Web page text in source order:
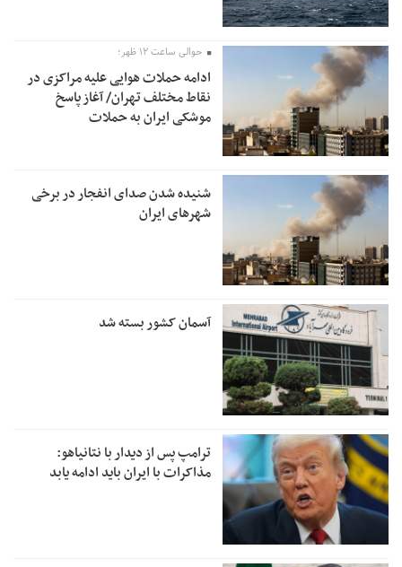
حوالی ساعت ۱۲ ظهر؛
ادامه حملات هوایی علیه مراکزی در
نقاط مختلف تهران/ آغاز پاسخ
موشکی ایران به حملات
شنیده شدن صدای انفجار در برخی
شهرهای ایران
آسمان کشور بسته شد
ترامپ پس از دیدار با نتانیاهو:
مذاکرات با ایران باید ادامه یابد